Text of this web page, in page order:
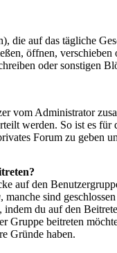
die auf das tägliche
öffnen,
oder sonstigen
vom Administrator
werden. So ist es
Forum zu geben
auf den
, manche sind
du auf den
Gruppe beitreten
Gründe haben.